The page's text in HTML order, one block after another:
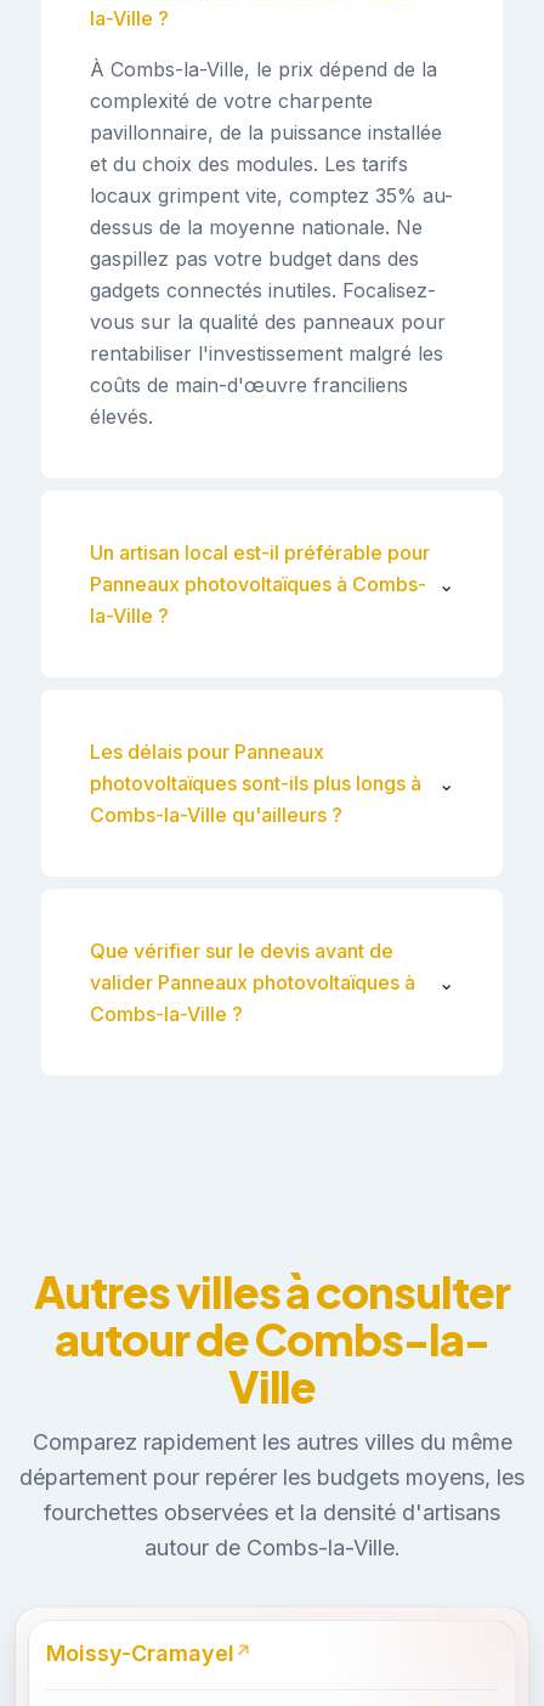
la-Ville ?
À Combs-la-Ville, le prix dépend de la
complexité de votre charpente
pavillonnaire, de la puissance installée
et du choix des modules. Les tarifs
locaux grimpent vite, comptez 35% au-
dessus de la moyenne nationale. Ne
gaspillez pas votre budget dans des
gadgets connectés inutiles. Focalisez-
vous sur la qualité des panneaux pour
rentabiliser l'investissement malgré les
coûts de main-d'œuvre franciliens
élevés.
Un artisan local est-il préférable pour
Panneaux photovoltaïques à Combs-
la-Ville ?
⌄
Les délais pour Panneaux
photovoltaïques sont-ils plus longs à
Combs-la-Ville qu'ailleurs ?
⌄
Que vérifier sur le devis avant de
valider Panneaux photovoltaïques à
Combs-la-Ville ?
⌄
Autres villes à consulter
autour de Combs-la-
Ville
Comparez rapidement les autres villes du même
département pour repérer les budgets moyens, les
fourchettes observées et la densité d'artisans
autour de Combs-la-Ville.
Moissy-Cramayel